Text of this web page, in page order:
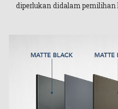
diperlukan didalam pemilihan